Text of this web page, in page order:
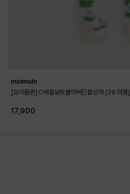
moimoln
[모이몰른] C버블보트쿨에버긴팔상하 [26 여름]
17,900